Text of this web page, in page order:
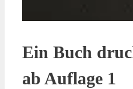
Ein Buch
ab Auflage 1